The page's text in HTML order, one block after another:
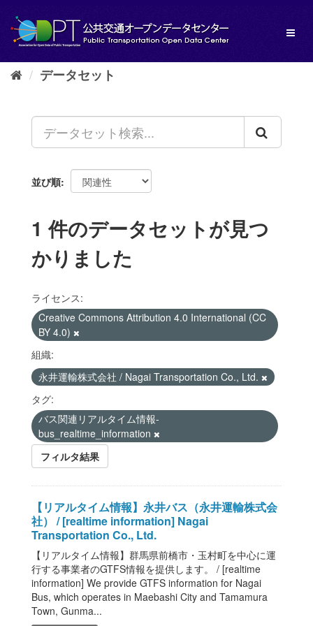
し
データセット
並び順
1 件のデータセットが見つ
かりました
ライセンス:
Creative Commons Attribution 4.0 International (CC
BY 4.0)
組織:
永井運輸株式会社 / Nagai Transportation Co., Ltd.
タグ:
バス関連リアルタイム情報-
bus_realtime_information
フィルタ結果
【リアルタイム情報】永井バス（永井運輸株式会
社） / [realtime information] Nagai
Transportation Co., Ltd.
【リアルタイム情報】群馬県前橋市・玉村町を中心に運
行する事業者のGTFS情報を提供します。 / [realtime
information] We provide GTFS information for Nagai
Bus, which operates in Maebashi City and Tamamura
Town, Gunma...